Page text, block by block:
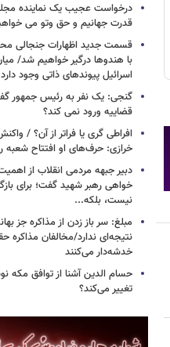
درخواست عجیب یک نماینده
قدرت جهانیم و حق وتو می
قسمت جدید اظهارات جنجالی
با هندوها درگیر خواهیم شد/
اسرائیل پیوندهای ذاتی وجود دارد
گنجی: یک نفر به رئیس جمهور
قضاییه ورود نمی کند؟
افراطی گری یا فراتر از آن؟ /
خرازی: حرف‌های او افتتاح
دبیر جبهه مردمی انقلاب از
خواهی رهبر شهید گفت؛ برای
نیست، بلکه...
مبلغ: سر باز زدن از مذاکره‌ جز
نتیجه‌ای ندارد/مخالفان مذاکره
خدشه‌دار می‌کنند
حسام الدین آشنا از توافق مکه
تغییر می‌کند؟